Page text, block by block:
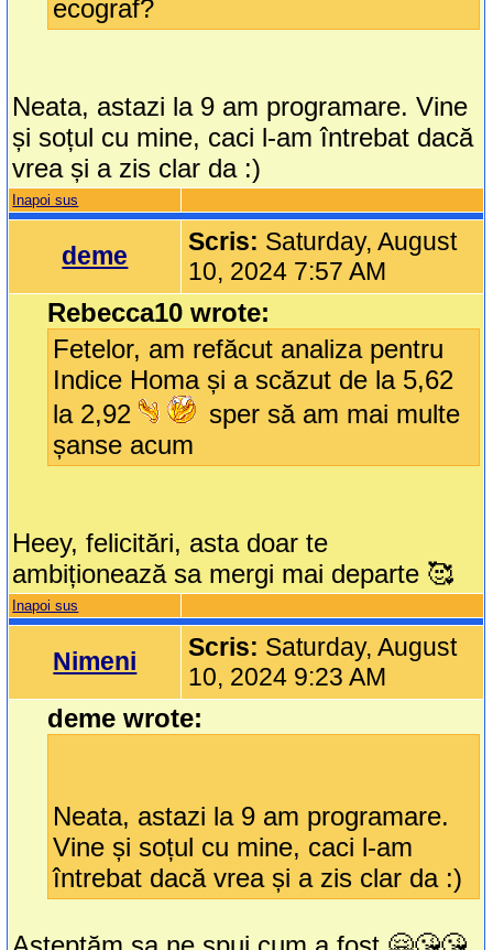
ecograf?
Neata, astazi la 9 am programare. Vine
și soțul cu mine, caci l-am întrebat dacă
vrea și a zis clar da :)
Inapoi sus
deme Scris: Saturday, August
10, 2024 7:57 AM
Rebecca10 wrote:
Fetelor, am refăcut analiza pentru
Indice Homa și a scăzut de la 5,62
la 2,92
sper să am mai multe
șanse acum
Heey, felicitări, asta doar te
ambiționează sa mergi mai departe 🥰
Inapoi sus
Nimeni Scris: Saturday, August
10, 2024 9:23 AM
deme wrote:
Neata, astazi la 9 am programare.
Vine și soțul cu mine, caci l-am
întrebat dacă vrea și a zis clar da :)